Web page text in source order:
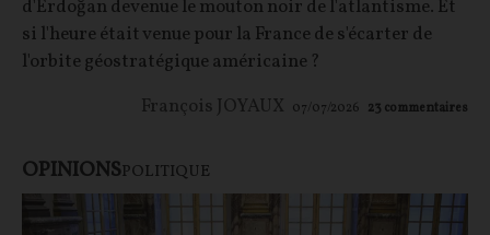
d'Erdoğan devenue le mouton noir de l'atlantisme. Et
si l'heure était venue pour la France de s'écarter de
l'orbite géostratégique américaine ?
François JOYAUX 07/07/2026 23 commentaires
OPINIONSPOLITIQUE